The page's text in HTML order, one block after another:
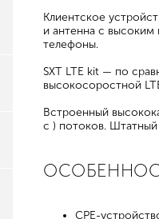
Клиентское
и антенна с высоким
телефоны.
SXT LTE kit — по
высокосоростной
Встроенный
с ) потоков.
CPE-